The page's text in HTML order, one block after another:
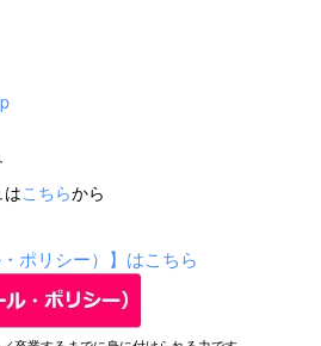
こちらから
ポリシー）】はこちら